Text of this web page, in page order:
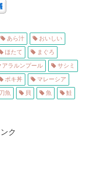
あら汁
おいしい
ほたて
まぐろ
アラルンプール
サシミ
ポキ丼
マレーシア
魚 貝 魚
鮭
ク